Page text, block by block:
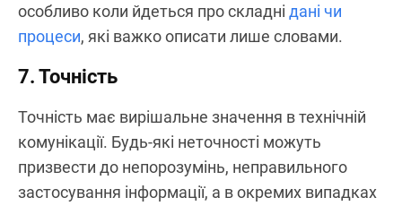
особливо коли йдеться про складні дані чи
процеси, які важко описати лише словами.
7. Точність
Точність має вирішальне значення в технічній
комунікації. Будь-які неточності можуть
призвести до непорозумінь, неправильного
застосування інформації, а в окремих випадках